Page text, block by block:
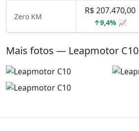
Zero KM
R$ 207.470,00
↑9,4% 📈
Mais fotos — Leapmotor C10